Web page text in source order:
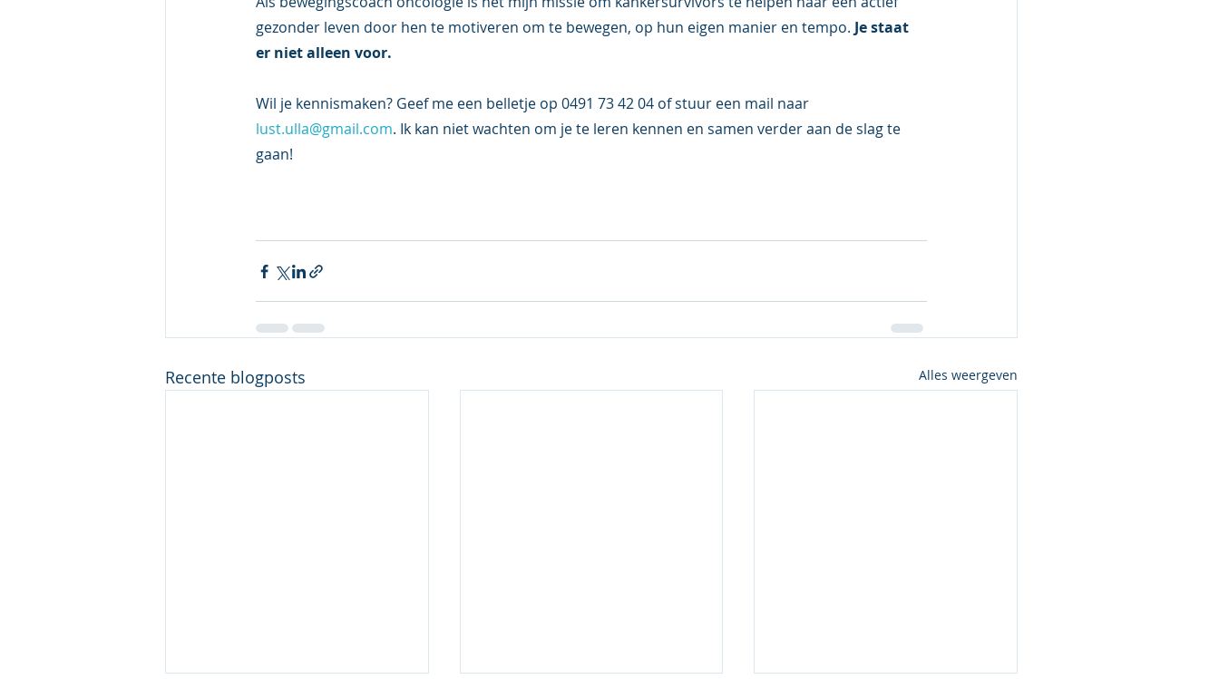
gezonder leven door hen te motiveren om te bewegen, op hun eigen manier en tempo. Je staat
er niet alleen voor.
Wil je kennismaken? Geef me een belletje op 0491 73 42 04 of stuur een mail naar
lust.ulla@gmail.com. Ik kan niet wachten om je te leren kennen en samen verder aan de slag te
gaan!
Recente blogposts Alles weergeven